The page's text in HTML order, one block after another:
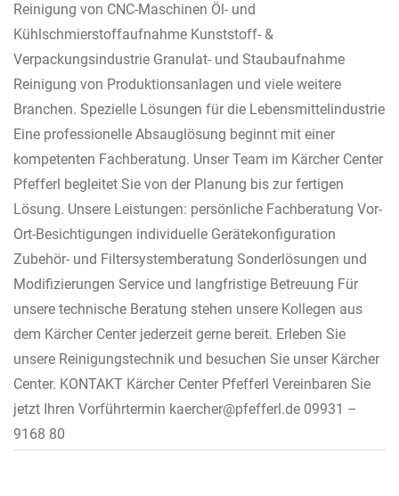
Reinigung von CNC-Maschinen Öl- und
Kühlschmierstoffaufnahme Kunststoff- &
Verpackungsindustrie Granulat- und Staubaufnahme
Reinigung von Produktionsanlagen und viele weitere
Branchen. Spezielle Lösungen für die Lebensmittelindustrie
Eine professionelle Absauglösung beginnt mit einer
kompetenten Fachberatung. Unser Team im Kärcher Center
Pfefferl begleitet Sie von der Planung bis zur fertigen
Lösung. Unsere Leistungen: persönliche Fachberatung Vor-
Ort-Besichtigungen individuelle Gerätekonfiguration
Zubehör- und Filtersystemberatung Sonderlösungen und
Modifizierungen Service und langfristige Betreuung Für
unsere technische Beratung stehen unsere Kollegen aus
dem Kärcher Center jederzeit gerne bereit. Erleben Sie
unsere Reinigungstechnik und besuchen Sie unser Kärcher
Center. KONTAKT Kärcher Center Pfefferl Vereinbaren Sie
jetzt Ihren Vorführtermin kaercher@pfefferl.de 09931 –
9168 80